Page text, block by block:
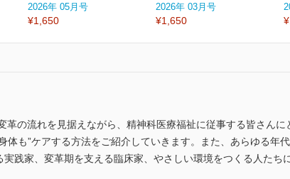
2026年 05月号
¥1,650
2026年 03月号
¥1,650
の流れを見据えながら、精神科医療福祉に従事する皆さんに
体も”ケアする方法をご紹介していきます。また、あらゆる年
実践家、変革期を支える臨床家、やさしい環境をつくる人たち